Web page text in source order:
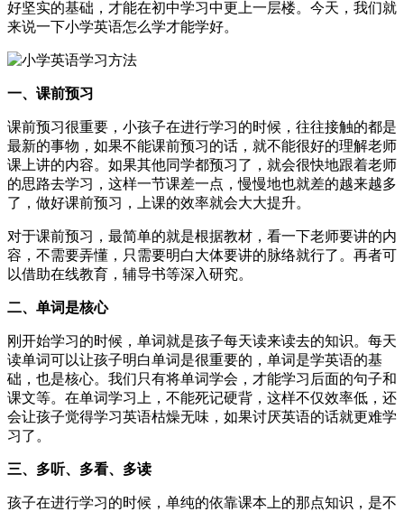
好坚实的基础，才能在初中学习中更上一层楼。今天，我们就
来说一下小学英语怎么学才能学好。
一、课前预习
课前预习很重要，小孩子在进行学习的时候，往往接触的都是
最新的事物，如果不能课前预习的话，就不能很好的理解老师
课上讲的内容。如果其他同学都预习了，就会很快地跟着老师
的思路去学习，这样一节课差一点，慢慢地也就差的越来越多
了，做好课前预习，上课的效率就会大大提升。
对于课前预习，最简单的就是根据教材，看一下老师要讲的内
容，不需要弄懂，只需要明白大体要讲的脉络就行了。再者可
以借助在线教育，辅导书等深入研究。
二、单词是核心
刚开始学习的时候，单词就是孩子每天读来读去的知识。每天
读单词可以让孩子明白单词是很重要的，单词是学英语的基
础，也是核心。我们只有将单词学会，才能学习后面的句子和
课文等。在单词学习上，不能死记硬背，这样不仅效率低，还
会让孩子觉得学习英语枯燥无味，如果讨厌英语的话就更难学
习了。
三、多听、多看、多读
孩子在进行学习的时候，单纯的依靠课本上的那点知识，是不